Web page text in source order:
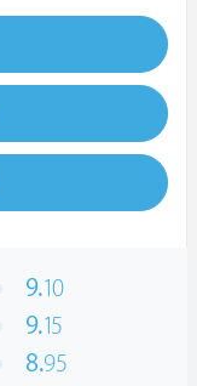
9.10
9.15
8.95